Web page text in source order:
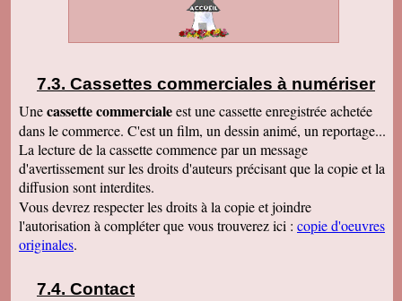
Cassettes commerciales à numériser
Unecassette commercialeest une cassette enregistrée achetée
dans le commerce. C'est un film, un dessin animé, un reportage...
La lecture de la cassette commence par un message
d'avertissement sur les droits d'auteurs précisant que la copie et la
diffusion sont interdites.
Vous devrez respecter les droits à la copie et joindre
l'autorisation à compléter que vous trouverez ici : copie d'oeuvres
originales.
Contact